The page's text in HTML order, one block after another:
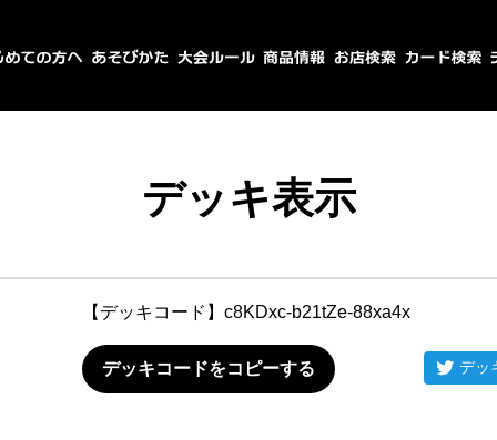
デッキ表示
【デッキコード】 c8KDxc-b21tZe-88xa4x
デッキコードをコピーする デッ